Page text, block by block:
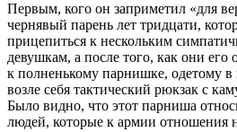
Первым, кого он заприметил «для
чернявый парень лет тридцати,
прицепиться к нескольким
девушкам, а после того, как они
к полненькому парнишке, одетому
возле себя тактический рюкзак с
Было видно, что этот парниша
людей, которые к армии отношения